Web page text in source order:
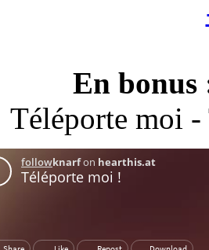
En bonus
Téléporte moi